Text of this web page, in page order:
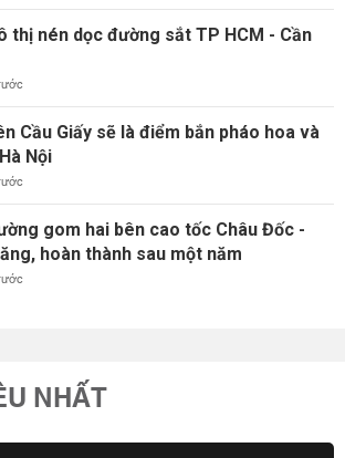
thị nén dọc đường sắt TP HCM - Cần
Cầu Giấy sẽ là điểm bắn pháo hoa và
Nội
gom hai bên cao tốc Châu Đốc -
hoàn thành sau một năm
NHẤT